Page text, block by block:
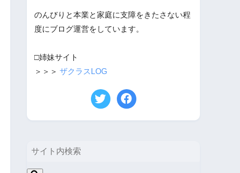
のんびりと本業と家庭に支障をきたさない程
度にブログ運営をしています。
□姉妹サイト
＞＞＞ ザクラスLOG